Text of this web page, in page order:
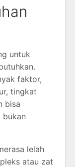
untuk
faktor,
tingkat
bisa
bukan
lelah
atau zat